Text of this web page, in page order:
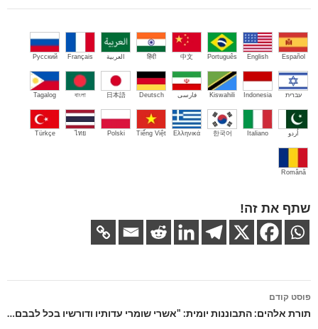
Español
English
Português
中文
हिंदी العربية Français
Русский
עברית Indonesia
Kiswahili فارسی Deutsch
日本語
বাংলা
Tagalog
اُردو Italiano
한국어
Ελληνικά
Tiếng Việt
Polski
ไทย
Türkçe
Română
שתף את זה!
ניווט
בפוסטים
פוסט קודם
תורת אלהים: התבוננות יומית: "אשרי שומרי עדותיו ודורשיו בכל לבבם…